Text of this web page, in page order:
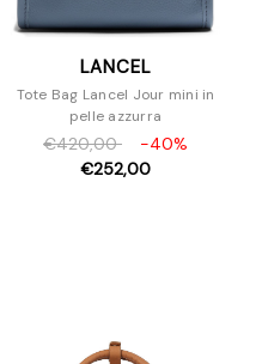
LANCEL
Tote Bag Lancel Jour mini in
pelle azzurra
€420,00
-40%
€252,00